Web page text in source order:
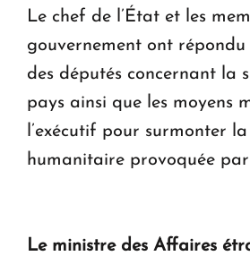
Le chef de l’État et les
gouvernement ont répondu
des députés concernant la
pays ainsi que les moyens
l’exécutif pour surmonter
humanitaire provoquée par
Le ministre des Affaires